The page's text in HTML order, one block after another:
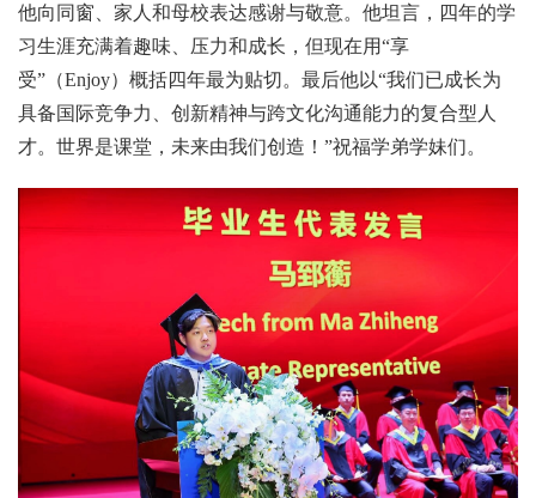
他向同窗、家人和母校表达感谢与敬意。他坦言，四年的学
习生涯充满着趣味、压力和成长，但现在用“享
受”（Enjoy）概括四年最为贴切。最后他以“我们已成长为
具备国际竞争力、创新精神与跨文化沟通能力的复合型人
才。世界是课堂，未来由我们创造！”祝福学弟学妹们。